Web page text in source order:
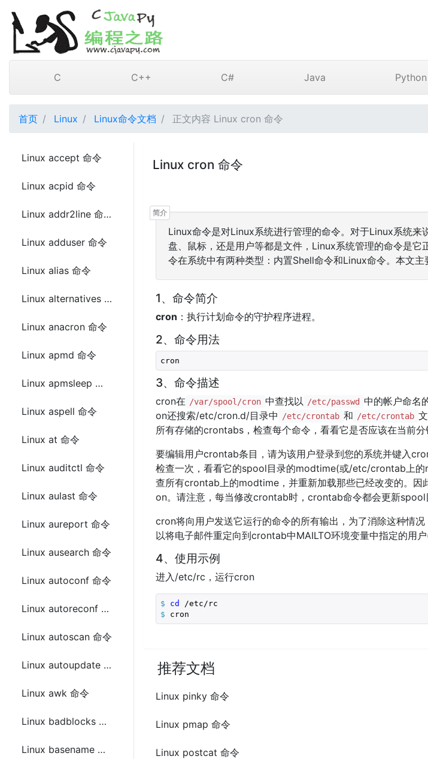
C C++ C# Java Python
首页 Linux Linux命令文档 正文内容 Linux cron 命令
Linux accept 命令
Linux acpid 命令
Linux addr2line 命令
Linux adduser 命令
Linux alias 命令
Linux alternatives 命令
Linux anacron 命令
Linux apmd 命令
Linux apmsleep 命令
Linux aspell 命令
Linux at 命令
Linux auditctl 命令
Linux aulast 命令
Linux aureport 命令
Linux ausearch 命令
Linux autoconf 命令
Linux autoreconf 命令
Linux autoscan 命令
Linux autoupdate 命令
Linux awk 命令
Linux badblocks 命令
Linux basename 命令
Linux cron 命令
Linux命令是对Linux系统进行管理的命令。对于Linux系统来
盘、鼠标，还是用户等都是文件，Linux系统管理的命令是
令在系统中有两种类型：内置Shell命令和Linux命令。本文主
1、命令简介
cron ：执行计划命令的守护程序进程。
2、命令用法
cron
3、命令描述
cron在 /var/spool/cron 中查找以 /etc/passwd 中的帐户命名
on还搜索/etc/cron.d/目录中
/etc/crontab 和 /etc/crontab
所有存储的crontabs，检查每个命令，看看它是否应该在当前分
要编辑用户crontab条目，请为该用户登录到您的系统并键入
检查一次，看看它的spool目录的modtime(或/etc/crontab上
查所有crontab上的modtime，并重新加载那些已经改变的。
on。请注意，每当修改crontab时，crontab命令都会更新spool
cron将向用户发送它运行的命令的所有输出，为了消除这种情
以将电子邮件重定向到crontab中MAILTO环境变量中指定的用户
4、使用示例
进入/etc/rc，运行cron
$ cd /etc/rc
$ cron
推荐文档
Linux pinky 命令
Linux pmap 命令
Linux postcat 命令